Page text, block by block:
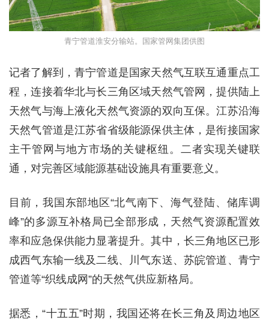
青宁管道淮安分输站。国家管网集团供图
记者了解到，青宁管道是国家天然气互联互通重点工
程，连接着华北与长三角区域天然气管网，提供陆上
天然气与海上液化天然气资源的双向互保。江苏沿海
天然气管道是江苏省省级能源保供主体，是衔接国家
主干管网与地方市场的关键枢纽。二者实现关键联
通，对完善区域能源基础设施具有重要意义。
目前，我国东部地区“北气南下、海气登陆、储库调
峰”的多源互补格局已全部形成，天然气资源配置效
率和应急保供能力显著提升。其中，长三角地区已形
成西气东输一线及二线、川气东送、苏皖管道、青宁
管道等“织线成网”的天然气供应新格局。
据悉，“十五五”时期，我国还将在长三角及周边地区